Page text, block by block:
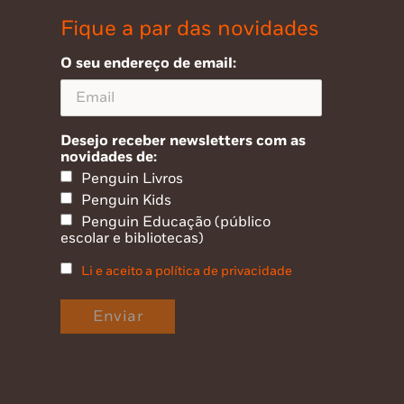
Fique a par das novidades
O seu endereço de email:
Desejo receber newsletters com as
novidades de:
Penguin Livros
Penguin Kids
Penguin Educação (público
escolar e bibliotecas)
Li e aceito a política de privacidade